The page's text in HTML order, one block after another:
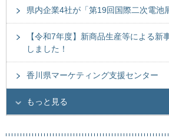
県内企業4社が「第19回国際二次電池
【令和7年度】新商品生産等による新
しました！
香川県マーケティング支援センター
もっと見る